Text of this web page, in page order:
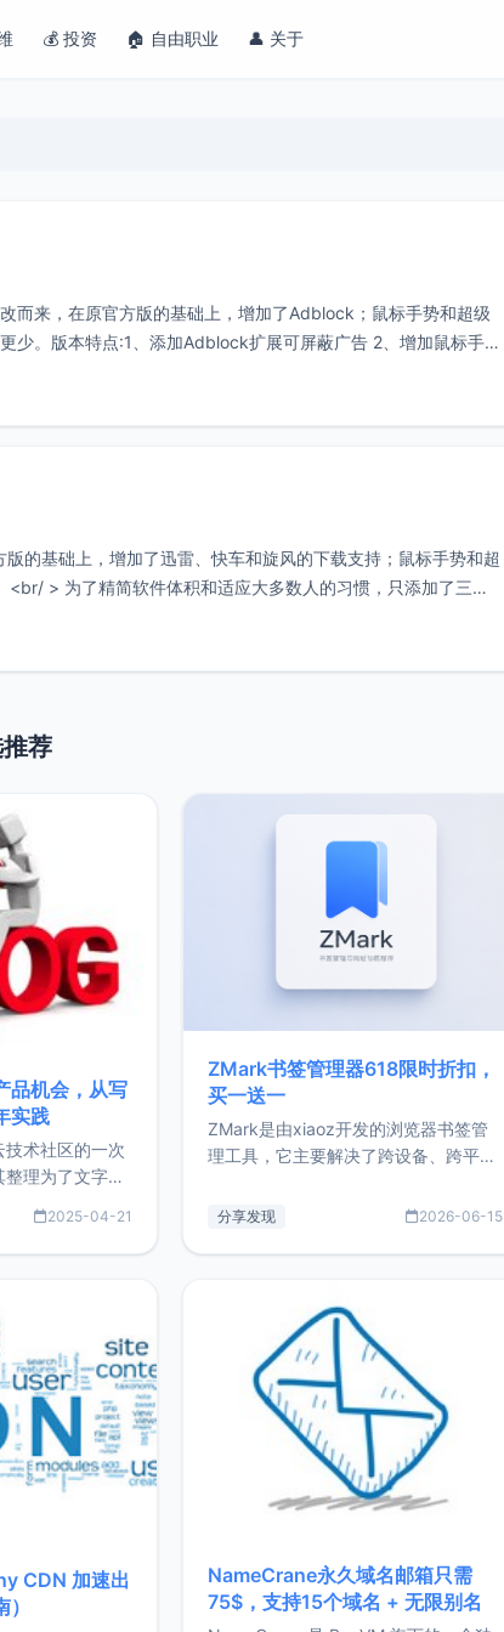
💰 投资 🏠 自由职业 👤 关于
而来，在原官方版的基础上，增加了Adblock；鼠标手势和超级
少。版本特点:1、添加Adblock扩展可屏蔽广告 2、增加鼠标手势
的基础上，增加了迅雷、快车和旋风的下载支持；鼠标手势和超
> 为了精简软件体积和适应大多数人的习惯，只添加了三种
荐
品机会，从写
实践
术社区的一次
整理为了文字
的经历，以及
走向自由职业
首次公开了我的
工作，现在已经
2025-04-21
ZMark书签管理器618限时折扣，
买一送一
ZMark是由xiaoz开发的浏览器书签管
理工具，它主要解决了跨设备、跨平
做到一处部署、随处访问。同时，它还
量级： 使用Bun + Hono.js
分享发现 2026-06-15
CDN 加速出
NameCrane永久域名邮箱只需
75$，支持15个域名 + 无限别名